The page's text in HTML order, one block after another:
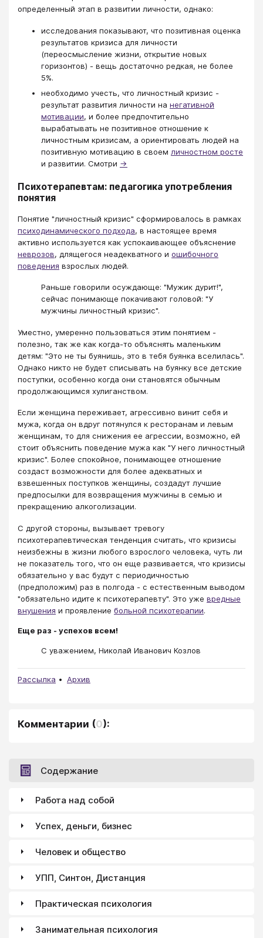
определенный этап в развитии личности, однако:
исследования показывают, что позитивная оценка
результатов кризиса для личности
(переосмысление жизни, открытие новых
горизонтов) - вещь достаточно редкая, не более
5%.
необходимо учесть, что личностный кризис -
результат развития личности на негативной
мотивации, и более предпочтительно
вырабатывать не позитивное отношение к
личностным кризисам, а ориентировать людей на
позитивную мотивацию в своем личностном росте
и развитии. Смотри →
Психотерапевтам: педагогика употребления
понятия
Понятие "личностный кризис" сформировалось в рамках
психодинамического подхода, в настоящее время
активно используется как успокаивающее объяснение
неврозов, длящегося неадекватного и ошибочного
поведения ​ взрослых людей.
Раньше говорили осуждающе: "Мужик дурит!",
сейчас понимающе покачивают головой: "У
мужчины личностный кризис".
Уместно, умеренно пользоваться этим понятием -
полезно, так же как когда-то объяснять маленьким
детям: "Это не ты буянишь, это в тебя буянка вселилась".
Однако никто не будет списывать на буянку все детские
поступки, особенно когда они становятся обычным
продолжающимся хулиганством.
Если женщина переживает, агрессивно винит себя и
мужа, когда он вдруг потянулся к ресторанам и левым
женщинам, то для снижения ее агрессии, возможно, ей
стоит объяснить поведение мужа как "У него личностный
кризис". Более спокойное, понимающее отношение
создаст возможности для более адекватных и
взвешенных поступков женщины, создадут лучшие
предпосылки для возвращения мужчины в семью и
прекращению алкоголизации.
С другой стороны, вызывает тревогу
психотерапевтическая тенденция считать, что кризисы
неизбежны в жизни любого взрослого человека, чуть ли
не показатель того, что он еще развивается, что кризисы
обязательно у вас будут с периодичностью
(предположим) раз в полгода - с естественным выводом
"обязательно идите к психотерапевту". Это уже вредные
внушения и проявление больной психотерапии.
Еще раз - успехов всем!
С уважением, Николай Иванович Козлов
Рассылка Архив
Комментарии (0):
Содержание
Работа над собой
Успех, деньги, бизнес
Человек и общество
УПП, Синтон, Дистанция
Практическая психология
Занимательная психология